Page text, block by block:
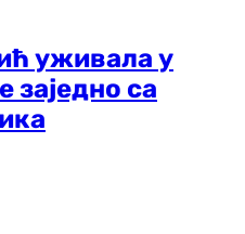
уживала у
заједно са